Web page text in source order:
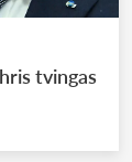
tvingas